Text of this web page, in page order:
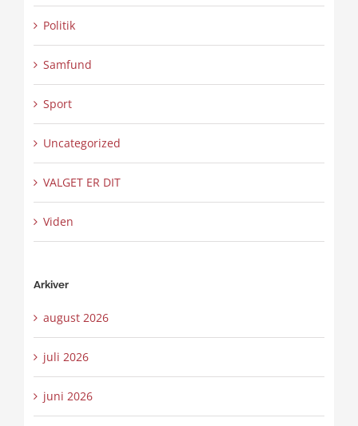
Politik
Samfund
Sport
Uncategorized
VALGET ER DIT
Viden
Arkiver
august 2026
juli 2026
juni 2026